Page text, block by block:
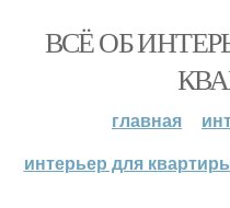
ВСЁ ОБ
главная
интерьер для